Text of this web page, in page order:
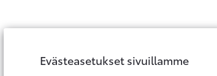
Evästeasetukset sivuillamme